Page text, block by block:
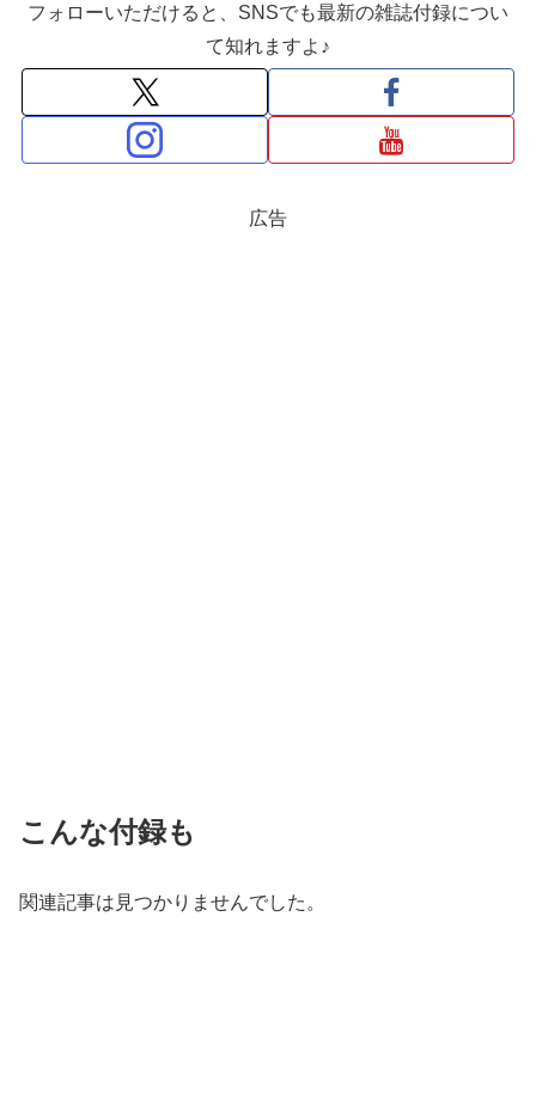
フォローいただけると、SNSでも最新の雑誌付録につい
て知れますよ♪
広告
こんな付録も
関連記事は見つかりませんでした。